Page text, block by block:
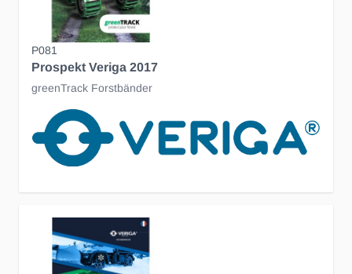
P081
Prospekt Veriga 2017
greenTrack Forstbänder